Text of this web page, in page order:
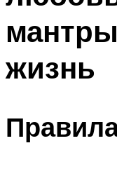
жизнь